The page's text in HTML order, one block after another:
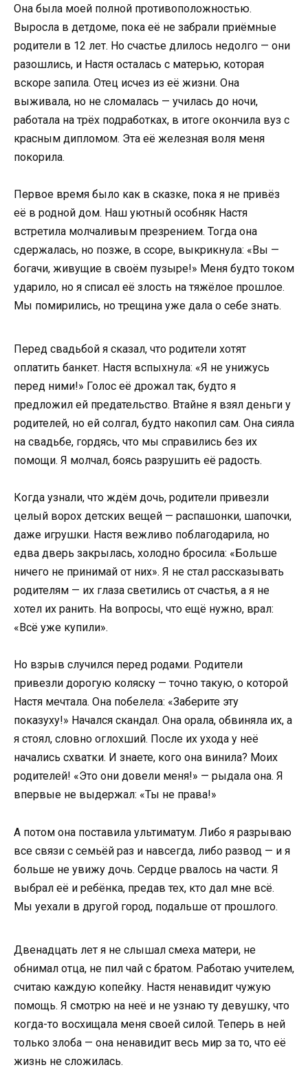
Она была моей полной противоположностью.
Выросла в детдоме, пока её не забрали приёмные
родители в 12 лет. Но счастье длилось недолго — они
разошлись, и Настя осталась с матерью, которая
вскоре запила. Отец исчез из её жизни. Она
выживала, но не сломалась — училась до ночи,
работала на трёх подработках, в итоге окончила вуз с
красным дипломом. Эта её железная воля меня
покорила.
Первое время было как в сказке, пока я не привёз
её в родной дом. Наш уютный особняк Настя
встретила молчаливым презрением. Тогда она
сдержалась, но позже, в ссоре, выкрикнула: «Вы —
богачи, живущие в своём пузыре!» Меня будто током
ударило, но я списал её злость на тяжёлое прошлое.
Мы помирились, но трещина уже дала о себе знать.
Перед свадьбой я сказал, что родители хотят
оплатить банкет. Настя вспыхнула: «Я не унижусь
перед ними!» Голос её дрожал так, будто я
предложил ей предательство. Втайне я взял деньги у
родителей, но ей солгал, будто накопил сам. Она сияла
на свадьбе, гордясь, что мы справились без их
помощи. Я молчал, боясь разрушить её радость.
Когда узнали, что ждём дочь, родители привезли
целый ворох детских вещей — распашонки, шапочки,
даже игрушки. Настя вежливо поблагодарила, но
едва дверь закрылась, холодно бросила: «Больше
ничего не принимай от них». Я не стал рассказывать
родителям — их глаза светились от счастья, а я не
хотел их ранить. На вопросы, что ещё нужно, врал:
«Всё уже купили».
Но взрыв случился перед родами. Родители
привезли дорогую коляску — точно такую, о которой
Настя мечтала. Она побелела: «Заберите эту
показуху!» Начался скандал. Она орала, обвиняла их, а
я стоял, словно оглохший. После их ухода у неё
начались схватки. И знаете, кого она винила? Моих
родителей! «Это они довели меня!» — рыдала она. Я
впервые не выдержал: «Ты не права!»
А потом она поставила ультиматум. Либо я разрываю
все связи с семьёй раз и навсегда, либо развод — и я
больше не увижу дочь. Сердце рвалось на части. Я
выбрал её и ребёнка, предав тех, кто дал мне всё.
Мы уехали в другой город, подальше от прошлого.
Двенадцать лет я не слышал смеха матери, не
обнимал отца, не пил чай с братом. Работаю учителем,
считаю каждую копейку. Настя ненавидит чужую
помощь. Я смотрю на неё и не узнаю ту девушку, что
когда-то восхищала меня своей силой. Теперь в ней
только злоба — она ненавидит весь мир за то, что её
жизнь не сложилась.